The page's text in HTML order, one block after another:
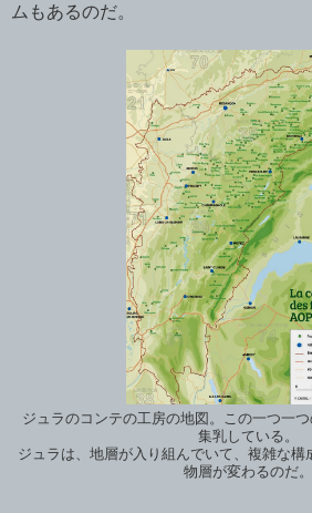
ムもあるのだ。
ジュラのコンテの工房の地図。この一つ一
集乳している。
ジュラは、地層が入り組んでいて、複雑な構
物層が変わるのだ。